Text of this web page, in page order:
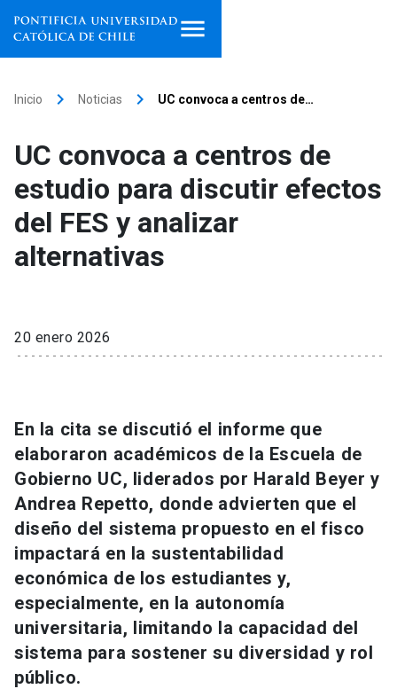
Facultades, escuelas e
institutos
Investigación
Información para keyboard_arrow_down
Futuros estudiantes
Estudiantes
Académicos
Personal
Alumni
Go to english site launch
ACCESOS DIRECTOS
Admisión launch
Mi Cuenta UC
Correo UC launch
Inicio keyboard_arrow_right Noticias keyboard_arrow_right UC convoca a centros de…
UC convoca a centros de
estudio para discutir efectos
del FES y analizar
alternativas
20 enero 2026
En la cita se discutió el informe que
elaboraron académicos de la Escuela de
Gobierno UC, liderados por Harald Beyer y
Andrea Repetto, donde advierten que el
diseño del sistema propuesto en el fisco
impactará en la sustentabilidad
económica de los estudiantes y,
especialmente, en la autonomía
universitaria, limitando la capacidad del
sistema para sostener su diversidad y rol
público.